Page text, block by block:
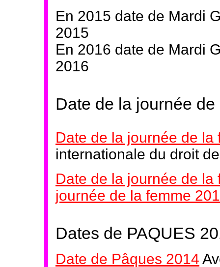
En 2015 date de Mardi
2015
En 2016 date de Mardi
2016
Date de la journée
Date de la journée de la
internationale du droit
Date de la journée de la
journée de la femme
Dates de PAQUES
Date de Pâques 2014